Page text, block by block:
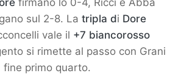
sul 2-8. La tripla di Dore
vale il +7 biancorosso
si rimette al passo con Grani
fine primo quarto.